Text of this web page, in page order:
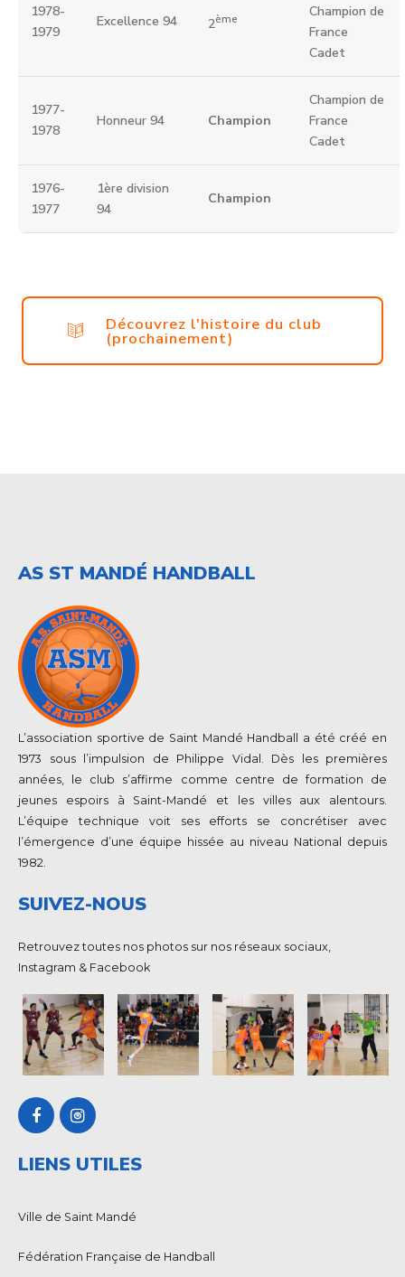
1978-
1979
Excellence 94 2ème
Champion de
France
Cadet
1977-
1978
Honneur 94 Champion
Champion de
France
Cadet
1976-
1977
1ère division
94
Champion
Découvrez l'histoire du club
(prochainement)
AS ST MANDÉ HANDBALL
L’association sportive de Saint Mandé Handball a été créé en
1973 sous l’impulsion de Philippe Vidal. Dès les premières
années, le club s’affirme comme centre de formation de
jeunes espoirs à Saint-Mandé et les villes aux alentours.
L’équipe technique voit ses efforts se concrétiser avec
l’émergence d’une équipe hissée au niveau National depuis
1982.
SUIVEZ-NOUS
Retrouvez toutes nos photos sur nos réseaux sociaux,
Instagram & Facebook
LIENS UTILES
Ville de Saint Mandé
Fédération Française de Handball